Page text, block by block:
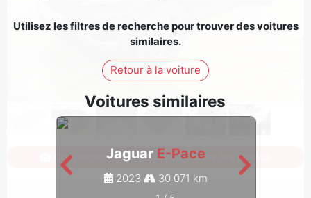
Utilisez les filtres de recherche pour trouver des voitures
similaires.
Retour à la voiture
Voitures similaires
Jaguar E-Pace
2023
30 071 km
Connectez-vous pour voir toutes les photos